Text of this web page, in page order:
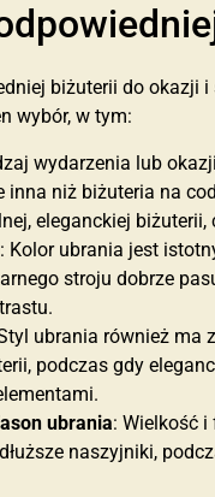
biżuterii do okazji
wybór, w tym:
wydarzenia lub
inna niż biżuteria na
eleganckiej
: Kolor ubrania jest
stroju dobrze
ubrania również ma
podczas gdy
ubrania: Wielkość
naszyjniki,